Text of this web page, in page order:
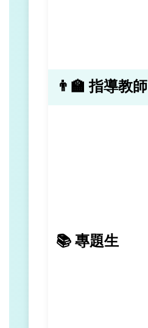
👨‍🏫 指導教師
📚 專題生